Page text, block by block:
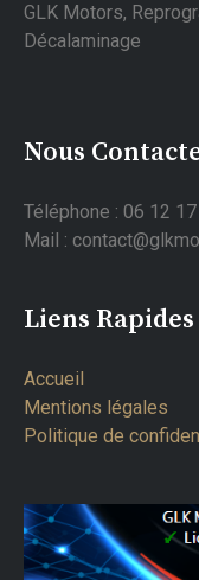
GLK Motors,
Décalaminage
Nous
Téléphone : 06 12
Mail :
Liens Rapides
Accueil
Mentions légales
Politique de